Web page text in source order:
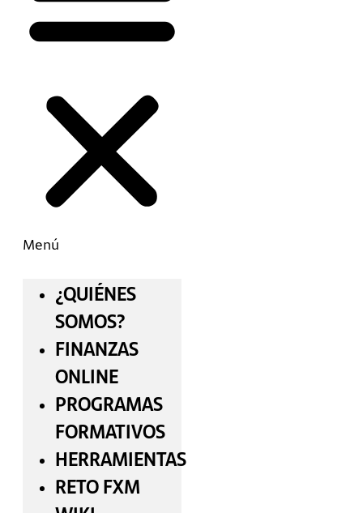
Menú
¿QUIÉNES
SOMOS?
FINANZAS
ONLINE
PROGRAMAS
FORMATIVOS
HERRAMIENTAS
RETO FXM